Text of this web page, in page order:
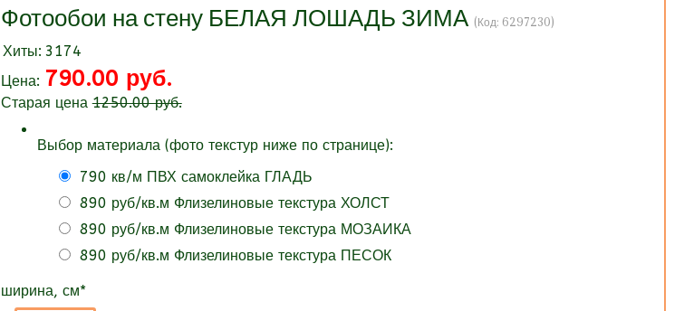
Фотообои на стену БЕЛАЯ ЛОШАДЬ ЗИМА (Код: 6297230)
Хиты: 3174
Цена: 790.00 руб.
Старая цена1250.00 руб.
Выбор материала (фото текстур ниже по странице):
790 кв/м ПВХ самоклейка ГЛАДЬ
890 руб/кв.м Флизелиновые текстура ХОЛСТ
890 руб/кв.м Флизелиновые текстура МОЗАИКА
890 руб/кв.м Флизелиновые текстура ПЕСОК
ширина, см*